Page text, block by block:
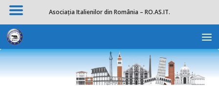
Apri la
Salta al contenutoAsociația Italienilor din România – RO.AS.IT.